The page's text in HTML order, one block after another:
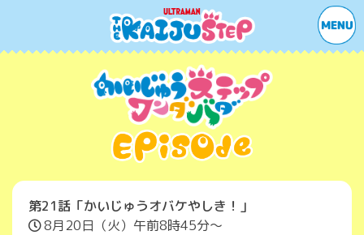
第21話 「かいじゅうオバケやしき！」
8月20日（火）午前8時45分〜